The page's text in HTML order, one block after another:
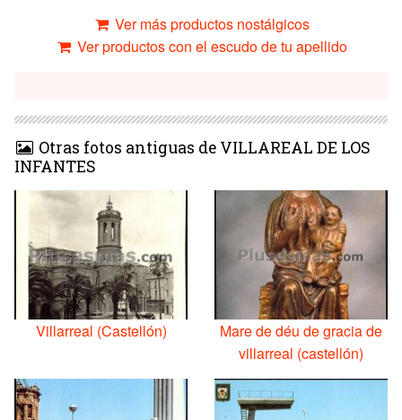
Ver más productos nostálgicos
Ver productos con el escudo de tu apellido
Otras fotos antiguas de VILLAREAL DE LOS
INFANTES
Villarreal (Castellón)
Mare de déu de gracia de
villarreal (castellón)